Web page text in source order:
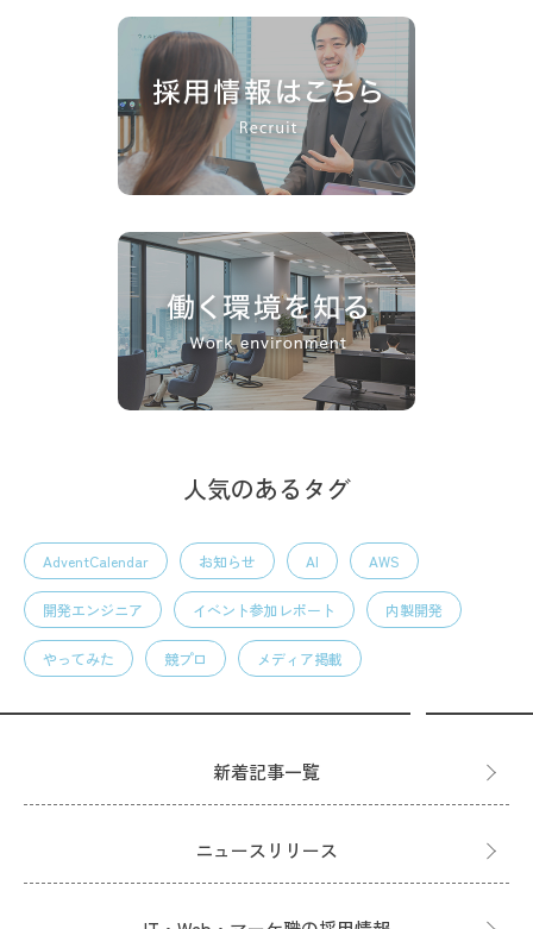
人気のあるタグ
AdventCalendar お知らせ AI AWS
開発エンジニア イベント参加レポート 内製開発
やってみた 競プロ メディア掲載
新着記事一覧
ニュースリリース